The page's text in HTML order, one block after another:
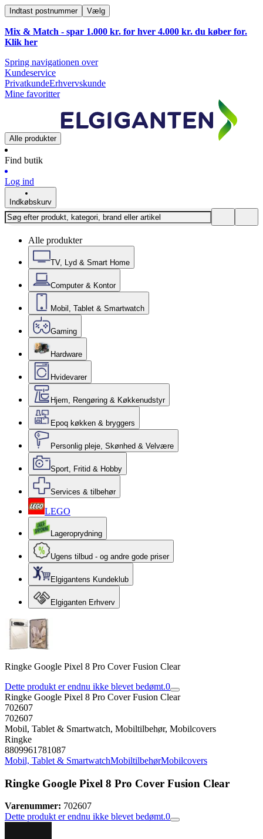
Indtast postnummer Vælg
Mix & Match - spar 1.000 kr. for hver 4.000 kr. du køber for.
Klik her
Spring navigationen over
Kundeservice
PrivatkundeErhvervskunde
Mine favoritter
Alle produkter
Find butik
Log ind
Indkøbskurv
Alle produkter
TV, Lyd & Smart Home
Computer & Kontor
Mobil, Tablet & Smartwatch
Gaming
Hardware
Hvidevarer
Hjem, Rengøring & Køkkenudstyr
Epoq køkken & bryggers
Personlig pleje, Skønhed & Velvære
Sport, Fritid & Hobby
Services & tilbehør
LEGO
Lageroprydning
Ugens tilbud - og andre gode priser
Elgigantens Kundeklub
Elgiganten Erhverv
Ringke Google Pixel 8 Pro Cover Fusion Clear
Dette produkt er endnu ikke blevet bedømt.0
Ringke Google Pixel 8 Pro Cover Fusion Clear
702607
702607
Mobil, Tablet & Smartwatch, Mobiltilbehør, Mobilcovers
Ringke
8809961781087
Mobil, Tablet & SmartwatchMobiltilbehørMobilcovers
Ringke Google Pixel 8 Pro Cover Fusion Clear
Varenummer: 702607
Dette produkt er endnu ikke blevet bedømt.0